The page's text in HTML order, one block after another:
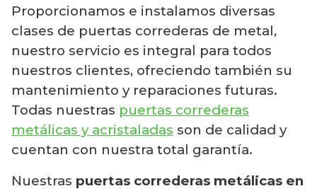
Proporcionamos e instalamos diversas
clases de puertas correderas de metal,
nuestro servicio es integral para todos
nuestros clientes, ofreciendo también su
mantenimiento y reparaciones futuras.
Todas nuestras puertas correderas
metálicas y acristaladas son de calidad y
cuentan con nuestra total garantía.
Nuestras puertas correderas metálicas en